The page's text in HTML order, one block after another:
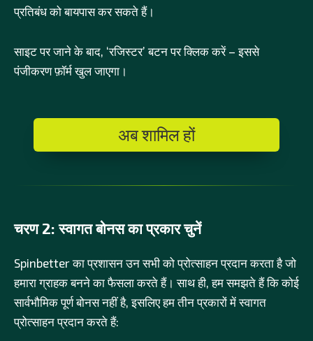
प्रतिबंध को बायपास कर सकते हैं।
साइट पर जाने के बाद, ‘रजिस्टर’ बटन पर क्लिक करें – इससे
पंजीकरण फ़ॉर्म खुल जाएगा।
अब शामिल हों
चरण 2: स्वागत बोनस का प्रकार चुनें
Spinbetter का प्रशासन उन सभी को प्रोत्साहन प्रदान करता है जो
हमारा ग्राहक बनने का फैसला करते हैं। साथ ही, हम समझते हैं कि कोई
सार्वभौमिक पूर्ण बोनस नहीं है, इसलिए हम तीन प्रकारों में स्वागत
प्रोत्साहन प्रदान करते हैं: